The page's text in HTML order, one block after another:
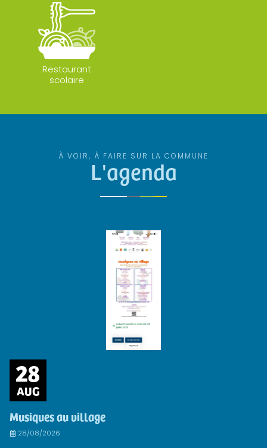
Restaurant
scolaire
À VOIR, À FAIRE SUR LA COMMUNE
L'agenda
28
AUG
Musiques au village
28/08/2026